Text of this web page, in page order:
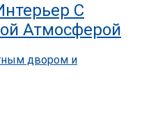
С
Атмосферой